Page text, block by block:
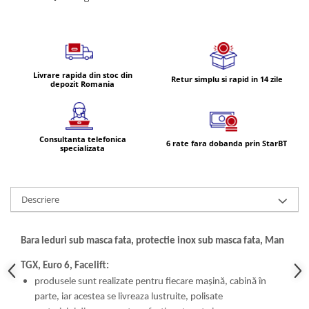
Lampi gabarit auto si remorci
Lampi gabarit cu brat auto si
Lampi interior, Plafoniere
Lampi LED auto dedicate
Lampi numar Inmatriculare
Lampi Fata cu Bec & Semnalizare
Lampi Fata LED & Semnalizare
Lampi Spate LED & Triple
Seturi Lampi Spate Triple
Lumini de Zi, DRL
Proiectoare de lucru si marsarier
Livrare rapida din stoc din
depozit Romania
Retur simplu si rapid in 14 zile
Consultanta telefonica
specializata
6 rate fara dobanda prin StarBT
Descriere
Bara leduri sub masca fata, protectie inox sub masca fata, Man
TGX, Euro 6, Facelift:
produsele sunt realizate pentru fiecare mașină, cabină în
parte, iar acestea se livreaza lustruite, polisate